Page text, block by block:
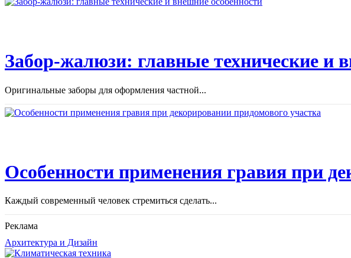
Забор-жалюзи: главные технические и
Оригинальные заборы для оформления частной...
Особенности применения гравия при
Каждый современный человек стремиться сделать...
Реклама
Архитектура и Дизайн